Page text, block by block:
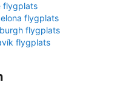
flygplats
flygplats
flygplats
flygplats